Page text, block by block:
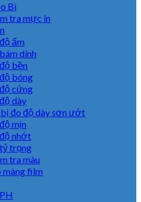
Bì
tra mực in
ẩm
dính
bền
bóng
cứng
dày
đo độ dày sơn ướt
mịn
nhớt
trọng
tra màu
film